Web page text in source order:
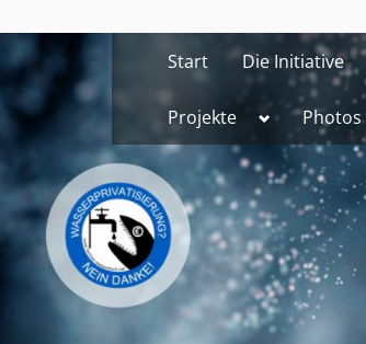
to
content
Start Die Initiative
Projekte Toggle
menu
Photos